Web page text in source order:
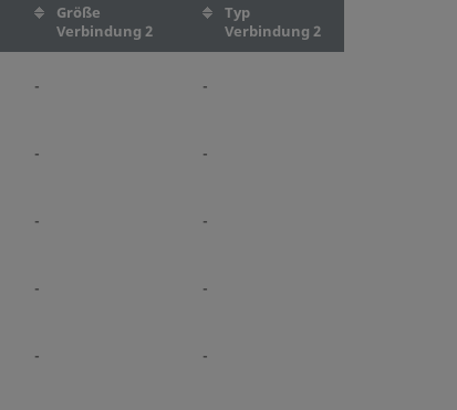
Größe
Verbindung 2
Typ
Verbindung 2
- -
- -
- -
- -
- -